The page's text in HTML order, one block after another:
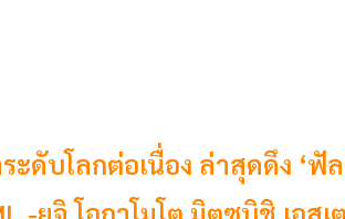
ระดับโลกต่อเนื่อง ล่าสุดดึง ‘ฟั